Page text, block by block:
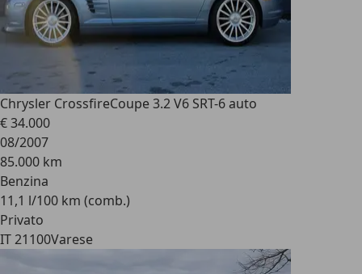
Chrysler CrossfireCoupe 3.2 V6 SRT-6 auto
€ 34.000
08/2007
85.000 km
Benzina
11,1 l/100 km (comb.)
Privato
IT 21100Varese